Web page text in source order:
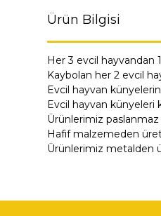
Ürün Bilgisi
Her 3 evcil hayvandan
Kaybolan her 2 evcil
Evcil hayvan
Evcil hayvan künyeleri
Ürünlerimiz
Hafif malzemeden
Ürünlerimiz metalden
Görüş ve önerileriniz